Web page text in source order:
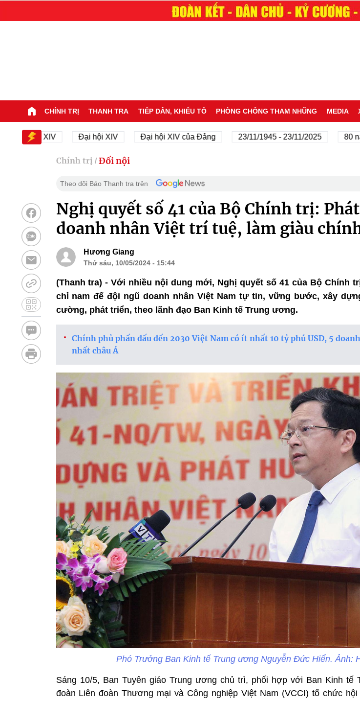
CHÍNH TRỊ THANH TRA TIẾP DÂN, KHIẾU TỐ PHÒNG CHỐNG THAM NHŨNG MEDIA
hội XIV Đại hội XIV Đại hội XIV của Đảng 23/11/1945 - 23/11/2025 80 năm
Chính trị / Đối nội
Theo dõi Báo Thanh tra trên
Nghị quyết số 41 của Bộ Chính trị:
doanh nhân Việt trí tuệ, làm giàu
Hương Giang
Thứ sáu, 10/05/2024 - 15:44
(Thanh tra) - Với nhiều nội dung mới, Nghị quyết số 41 của Bộ Chính
chỉ nam để đội ngũ doanh nhân Việt Nam tự tin, vững bước, xây
cường, phát triển, theo lãnh đạo Ban Kinh tế Trung ương.
Chính phủ phấn đấu đến 2030 Việt Nam có ít nhất 10 tỷ phú USD, 5
nhất châu Á
Phó Trưởng Ban Kinh tế Trung ương Nguyễn Đức Hiển. Ảnh:
Sáng 10/5, Ban Tuyên giáo Trung ương chủ trì, phối hợp với Ban Kinh tế
đoàn Liên đoàn Thương mại và Công nghiệp Việt Nam (VCCI) tổ chức